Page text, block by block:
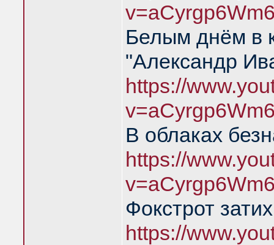
Белым днём в
"Александр
https://
В облаках
https://
Фокстрот
https://